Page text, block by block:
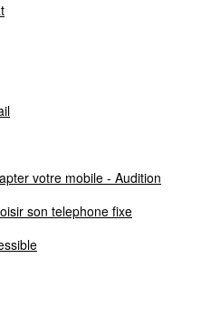
votre mobile - Audition
son telephone fixe